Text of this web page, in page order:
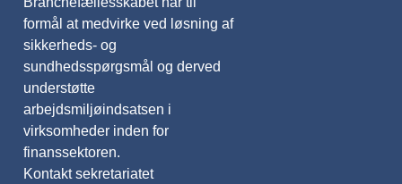
formål at medvirke ved løsning af
sikkerheds- og
sundhedsspørgsmål og derved
understøtte
arbejdsmiljøindsatsen i
virksomheder inden for
finanssektoren.
Kontakt sekretariatet